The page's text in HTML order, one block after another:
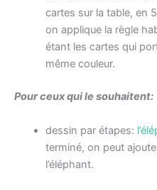
cartes sur la table, en
on applique la règle
étant les cartes qui
même couleur.
Pour ceux qui le souhaitent:
dessin par étapes:
terminé, on peut
l’éléphant.